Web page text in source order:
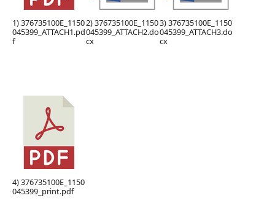
1) 376735100E_1150
045399_ATTACH1.pd
f
2) 376735100E_1150
045399_ATTACH2.do
cx
3) 376735100E_1150
045399_ATTACH3.do
cx
4) 376735100E_1150
045399_print.pdf